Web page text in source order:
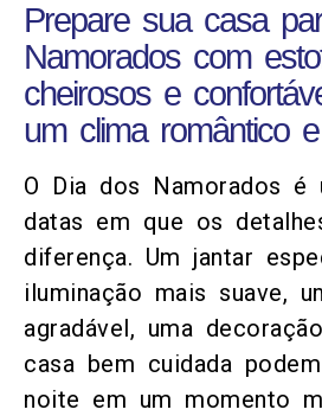
Prepare sua casa
Namorados com
cheirosos e
um clima romântico
O Dia dos Namorados é
datas em que os
diferença. Um jantar
iluminação mais suave,
agradável, uma
casa bem cuidada
noite em um momento